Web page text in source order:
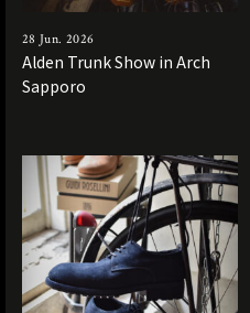
28 Jun. 2026
Alden Trunk Show in Arch
Sapporo